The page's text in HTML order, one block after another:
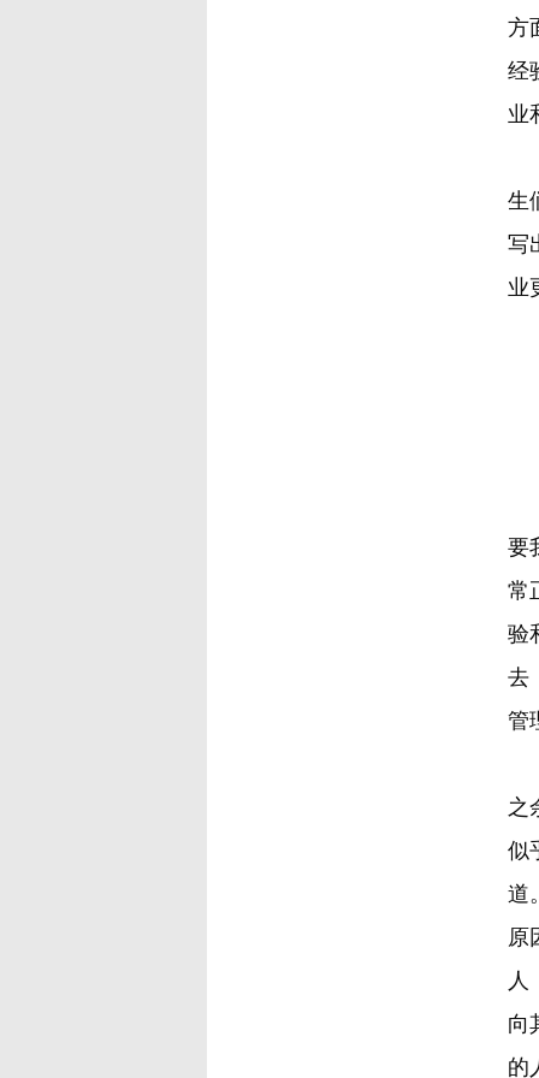
方
经
业
生
写
业
要
常
验
去
管
之
似
道
原
人
向
的